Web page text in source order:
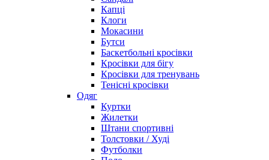
Капці
Клоги
Мокасини
Бутси
Баскетбольні кросівки
Кросівки для бігу
Кросівки для тренувань
Тенісні кросівки
Одяг
Куртки
Жилетки
Штани спортивні
Толстовки / Худі
Футболки